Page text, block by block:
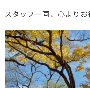
スタッフ一同、心より